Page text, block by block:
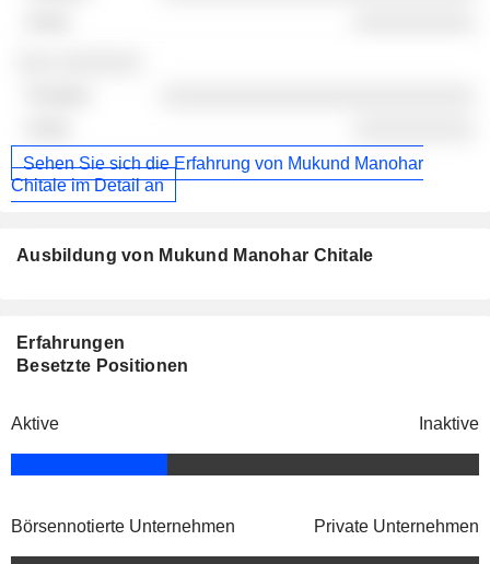
Sehen Sie sich die Erfahrung von Mukund Manohar
Chitale im Detail an
Ausbildung von Mukund Manohar Chitale
Erfahrungen
Besetzte Positionen
Aktive Inaktive
Börsennotierte Unternehmen Private Unternehmen